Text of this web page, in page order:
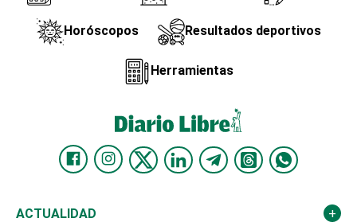
Horóscopos Resultados deportivos
Herramientas
ACTUALIDAD